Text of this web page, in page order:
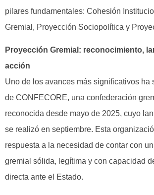
pilares fundamentales: Cohesión
Gremial, Proyección Socio­política y
Proyección Gremial: reconocimiento,
acción
Uno de los avances más significativos ha
de CONFECORE, una confederación
reconocida desde mayo de 2025, cuyo
se realizó en septiembre. Esta
respuesta a la necesidad de contar con
gremial sólida, legítima y con capacidad
directa ante el Estado.